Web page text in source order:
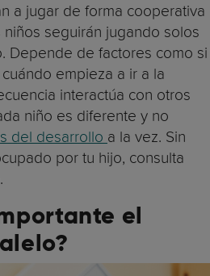
a jugar de forma cooperativa
seguirán jugando solos
Depende de factores como si
empieza a ir a la
interactúa con otros
niño es diferente y no
del desarrollo a la vez. Sin
por tu hijo, consulta
el